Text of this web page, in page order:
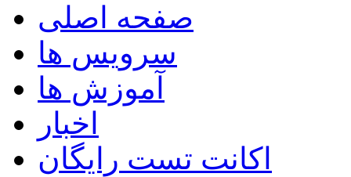
صفحه اصلی
سرویس ها
آموزش ها
اخبار
اکانت تست رایگان